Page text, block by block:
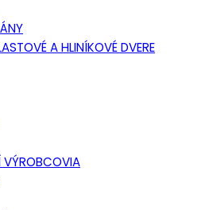
A HLINÍKOVÉ DVERE
VÝROBCOVIA